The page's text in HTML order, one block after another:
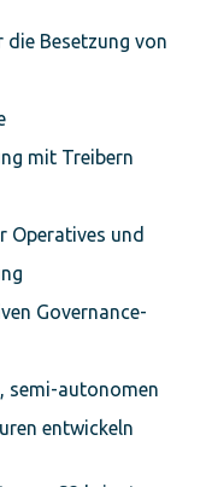
Besetzung von
mit Treibern
Operatives und
Governance-
semi-autonomen
entwickeln